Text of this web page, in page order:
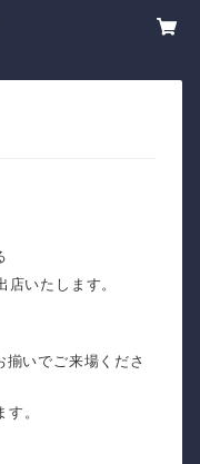
店いたします。
いでご来場くださ
。